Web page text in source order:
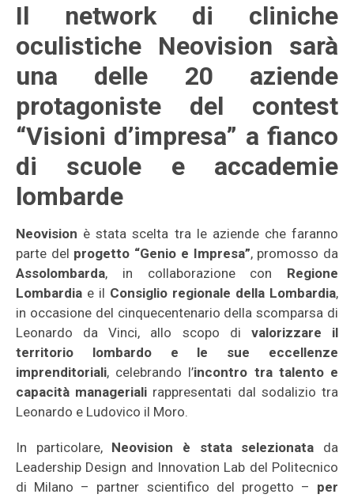
Il network di cliniche
oculistiche Neovision sarà
una delle 20 aziende
protagoniste del contest
“Visioni d’impresa” a fianco
di scuole e accademie
lombarde
Neovision è stata scelta tra le aziende che faranno
parte del progetto “Genio e Impresa”, promosso da
Assolombarda, in collaborazione con Regione
Lombardia e il Consiglio regionale della Lombardia,
in occasione del cinquecentenario della scomparsa di
Leonardo da Vinci, allo scopo di valorizzare il
territorio lombardo e le sue eccellenze
imprenditoriali, celebrando l’incontro tra talento e
capacità manageriali rappresentati dal sodalizio tra
Leonardo e Ludovico il Moro.
In particolare, Neovision è stata selezionata da
Leadership Design and Innovation Lab del Politecnico
di Milano – partner scientifico del progetto – per